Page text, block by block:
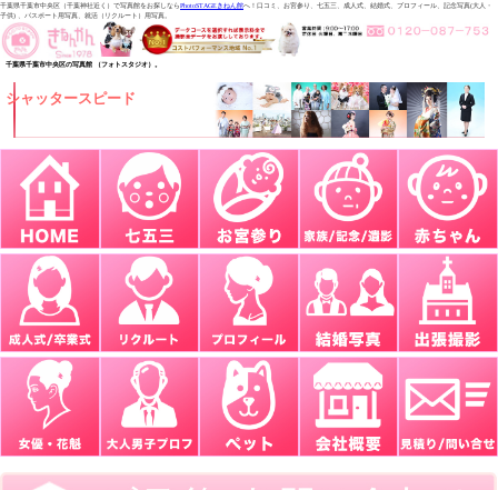
千葉県千葉市中央区（千葉神社近く）で写真館をお探しならPhotoSTAGEきねん館へ！口コミ、お宮参り、七五三、成人式、結婚式、プロフィール、記念写真(大人・
子供) 、パスポート用写真、就活（リクルート）用写真。
千葉県千葉市中央区の写真館 （フォトスタジオ）。
シャッタースピード